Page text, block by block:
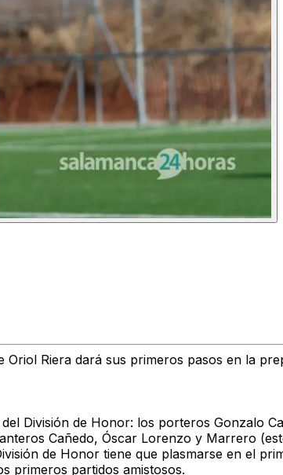
Riera dará sus primeros pasos en la
División de Honor: los porteros Gonzalo
Cañedo, Óscar Lorenzo y Marrero
de Honor tiene que plasmarse en el
primeros partidos amistosos.